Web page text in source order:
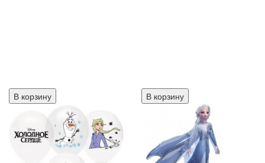
В корзину В корзину